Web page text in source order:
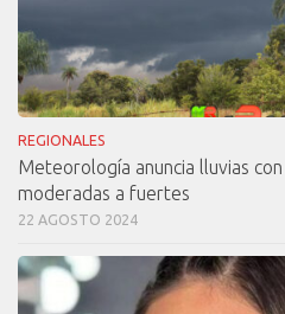
REGIONALES
Meteorología anuncia lluvias
moderadas a fuertes
22 AGOSTO 2024